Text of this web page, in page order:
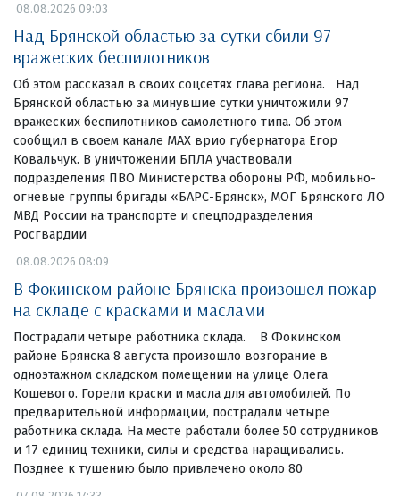
08.08.2026 09:03
Над Брянской областью за сутки сбили 97
вражеских беспилотников
Об этом рассказал в своих соцсетях глава региона. Над
Брянской областью за минувшие сутки уничтожили 97
вражеских беспилотников самолетного типа. Об этом
сообщил в своем канале МАХ врио губернатора Егор
Ковальчук. В уничтожении БПЛА участвовали
подразделения ПВО Министерства обороны РФ, мобильно-
огневые группы бригады «БАРС-Брянск», МОГ Брянского ЛО
МВД России на транспорте и спецподразделения
Росгвардии
08.08.2026 08:09
В Фокинском районе Брянска произошел пожар
на складе с красками и маслами
Пострадали четыре работника склада. В Фокинском
районе Брянска 8 августа произошло возгорание в
одноэтажном складском помещении на улице Олега
Кошевого. Горели краски и масла для автомобилей. По
предварительной информации, пострадали четыре
работника склада. На месте работали более 50 сотрудников
и 17 единиц техники, силы и средства наращивались.
Позднее к тушению было привлечено около 80